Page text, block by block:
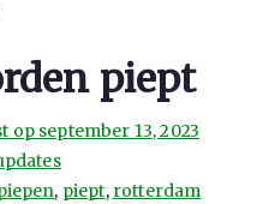
piept
op september 13, 2023
, piept, rotterdam